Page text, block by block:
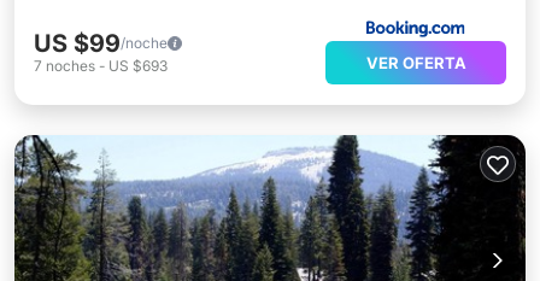
US $99/noche
7 noches - US $693 VER OFERTA